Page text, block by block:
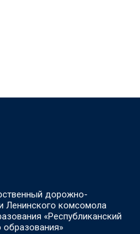
дорожно-
Ленинского комсомола
«Республиканский
образования»